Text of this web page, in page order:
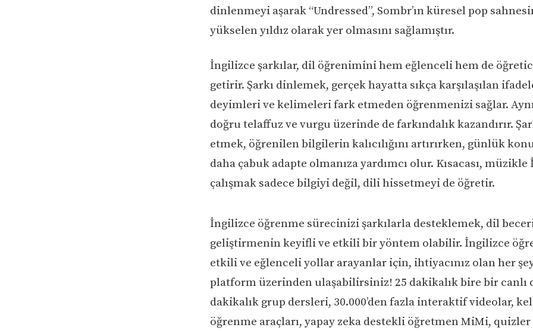
dinlenmeyi aşarak “Undressed”, Sombr’ın küresel pop
yükselen yıldız olarak yer olmasını sağlamıştır.
İngilizce şarkılar, dil öğrenimini hem eğlenceli hem de
getirir. Şarkı dinlemek, gerçek hayatta sıkça karşılaşılan
deyimleri ve kelimeleri fark etmeden öğrenmenizi sağlar.
doğru telaffuz ve vurgu üzerinde de farkındalık kazandırır.
etmek, öğrenilen bilgilerin kalıcılığını artırırken, günlük
daha çabuk adapte olmanıza yardımcı olur. Kısacası,
çalışmak sadece bilgiyi değil, dili hissetmeyi de öğretir.
İngilizce öğrenme sürecinizi şarkılarla desteklemek, dil
geliştirmenin keyifli ve etkili bir yöntem olabilir. İngilizce
etkili ve eğlenceli yollar arayanlar için, ihtiyacınız olan her
platform üzerinden ulaşabilirsiniz! 25 dakikalık bire bir canlı
dakikalık grup dersleri, 30.000’den fazla interaktif videolar,
öğrenme araçları, yapay zeka destekli öğretmen MiMi, quizler